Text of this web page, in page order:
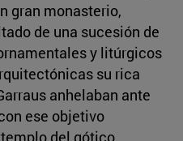
gran monasterio,
de una sucesión de
y litúrgicos
su rica
anhelaban ante
ese objetivo
del gótico